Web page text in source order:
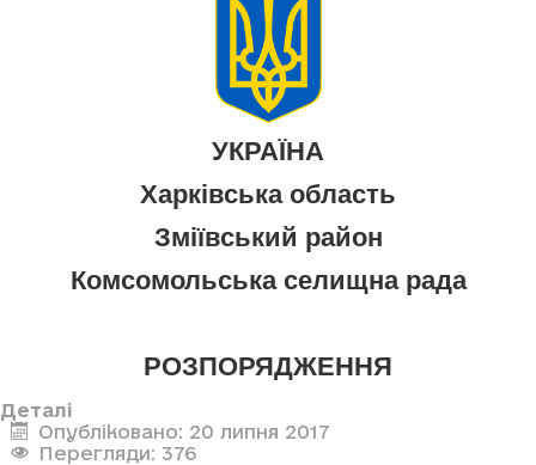
УКРАЇНА
Харківська область
Зміївський район
Комсомольська селищна рада
РОЗПОРЯДЖЕННЯ
Деталі
Опубліковано: 20 липня 2017
Перегляди: 376